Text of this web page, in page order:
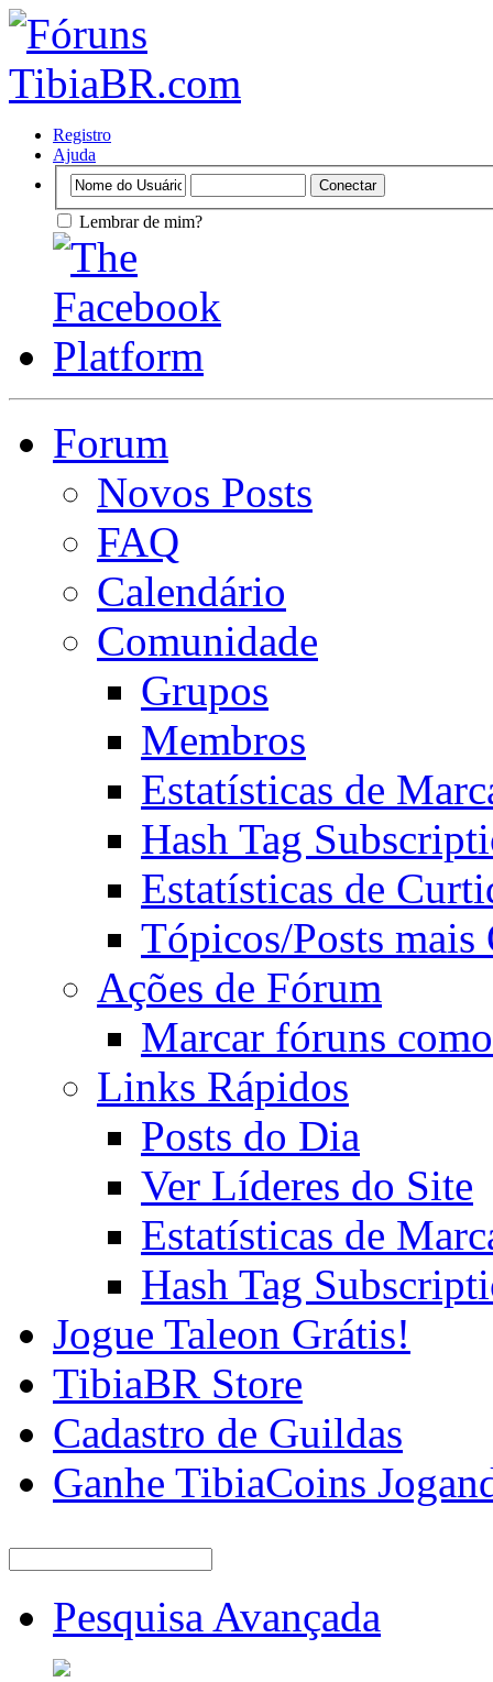
Registro
Ajuda
Lembrar de mim?
Forum
Novos Posts
FAQ
Calendário
Comunidade
Grupos
Membros
Estatísticas de
Hash Tag
Estatísticas de
Tópicos/Posts mais
Ações de Fórum
Marcar fóruns
Links Rápidos
Posts do Dia
Ver Líderes do Site
Estatísticas de
Hash Tag
Jogue Taleon Grátis!
TibiaBR Store
Cadastro de Guildas
Ganhe TibiaCoins
Pesquisa Avançada